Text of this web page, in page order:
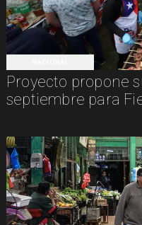
Proyecto propone
septiembre para